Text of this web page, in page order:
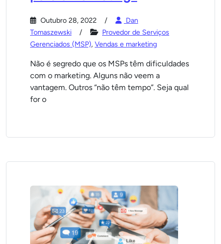
Outubro 28, 2022
Dan
Tomaszewski
Provedor de Serviços
Gerenciados (MSP), Vendas e marketing
Não é segredo que os MSPs têm dificuldades
com o marketing. Alguns não veem a
vantagem. Outros “não têm tempo”. Seja qual
for o